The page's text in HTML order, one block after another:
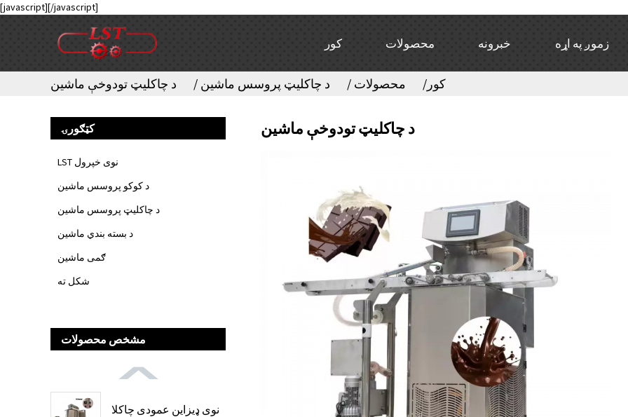
[javascript][/javascript]
کور محصولات خبرونه زموږ په اړه
کور محصولات د چاکلیټ پروسس ماشین د چاکلیټ تودوخې ماشین
کټګورۍ
LST نوی خپرول
د کوکو پروسس ماشین
د چاکلیټ پروسس ماشین
د بسته بندي ماشین
ګمی ماشین
شکل ته
مشخص محصولات
نوی ډیزاین عمودی چاکلا
د چاکلیټ تودوخې ماشین